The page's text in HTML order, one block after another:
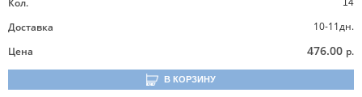
Кол.
14
Доставка
10-11дн.
Цена
476.00 р.
В КОРЗИНУ